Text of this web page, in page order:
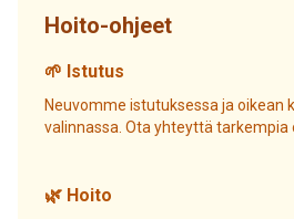
Hoito-ohjeet
🌱 Istutus
Neuvomme istutuksessa ja oikean
valinnassa. Ota yhteyttä tarkempia
🌿 Hoito